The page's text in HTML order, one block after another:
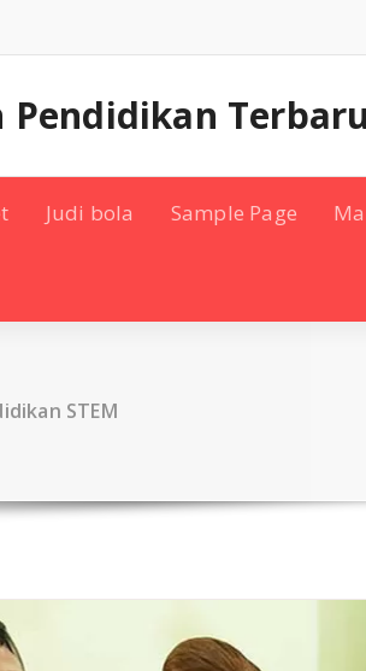
Pendidikan Terbaru
Judi bola Sample Page
STEM